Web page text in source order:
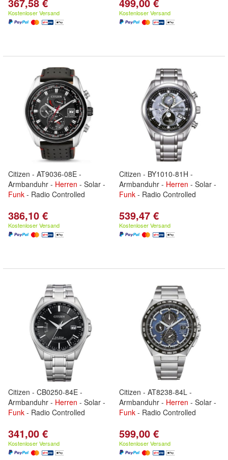
Kostenloser Versand Kostenloser Versand
Citizen - AT9036-08E -
Armbanduhr - Herren - Solar -
Funk - Radio Controlled
386,10 €
Kostenloser Versand
Citizen - BY1010-81H -
Armbanduhr - Herren - Solar -
Funk - Radio Controlled
539,47 €
Kostenloser Versand
Citizen - CB0250-84E -
Armbanduhr - Herren - Solar -
Funk - Radio Controlled
341,00 €
Kostenloser Versand
Citizen - AT8238-84L -
Armbanduhr - Herren - Solar -
Funk - Radio Controlled
599,00 €
Kostenloser Versand